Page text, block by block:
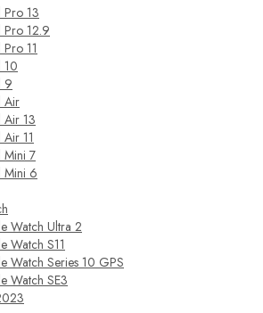
Pro 13
Pro 12.9
11
10
9
Air
Air 13
11
Mini 7
Mini 6
Watch Ultra 2
Watch S11
Watch Series 10 GPS
Watch SE3